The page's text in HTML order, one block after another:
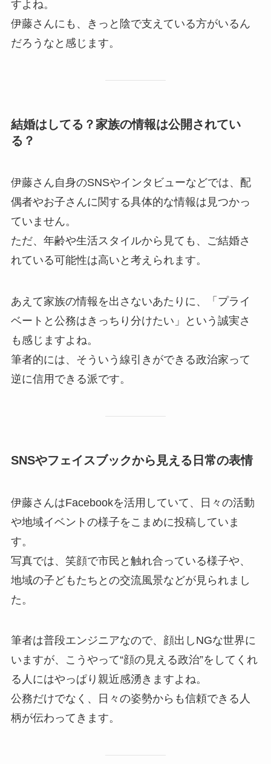
すよね。
伊藤さんにも、きっと陰で支えている方がいるん
だろうなと感じます。
結婚はしてる？家族の情報は公開されてい
る？
伊藤さん自身のSNSやインタビューなどでは、配
偶者やお子さんに関する具体的な情報は見つかっ
ていません。
ただ、年齢や生活スタイルから見ても、ご結婚さ
れている可能性は高いと考えられます。
あえて家族の情報を出さないあたりに、「プライ
ベートと公務はきっちり分けたい」という誠実さ
も感じますよね。
筆者的には、そういう線引きができる政治家って
逆に信用できる派です。
SNSやフェイスブックから見える日常の表情
伊藤さんはFacebookを活用していて、日々の活動
や地域イベントの様子をこまめに投稿していま
す。
写真では、笑顔で市民と触れ合っている様子や、
地域の子どもたちとの交流風景などが見られまし
た。
筆者は普段エンジニアなので、顔出しNGな世界に
いますが、こうやって“顔の見える政治”をしてくれ
る人にはやっぱり親近感湧きますよね。
公務だけでなく、日々の姿勢からも信頼できる人
柄が伝わってきます。